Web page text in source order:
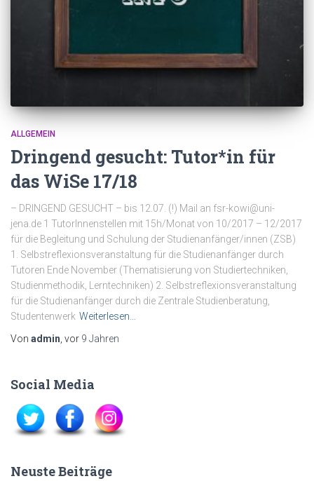
ALLGEMEIN
Dringend gesucht: Tutor*in für
das WiSe 17/18
– DRINGEND GESUCHT – bis 12.07. (!) Mail an fsr-kowi@uni-
jena.de 1 TutorInnenstellen mit 15h/Monat von 10/2017 – 12/2017
für die Begleitung und Schulung der Studienanfänger/innen (ZSB)
1. Selbstreflexionsveranstaltung für die Studienanfänger durch
Tutoren Ende November (Thematisierung von Studiertechniken,
Studienmethodik, Lerntechniken) 2. Selbstreflexionsveranstaltung
für die Studienanfänger durch die Zentrale Studienberatung,
Studentenwerk Weiterlesen…
Von admin , vor 9 Jahren
Social Media
Neuste Beiträge